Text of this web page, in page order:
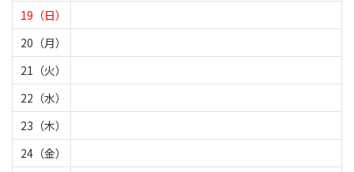
19（日）
20（月）
21（火）
22（水）
23（木）
24（金）